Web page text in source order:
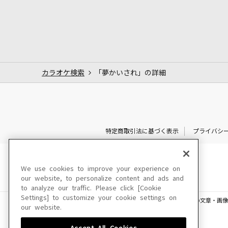
カラオケ検索 「夢かいされ」の詳細
特定商取引法に基づく表示 プライバシ
このサイトに掲載されている一切の文章・画
We use cookies to improve your experience on
our website, to personalize content and ads and
to analyze our traffic. Please click [Cookie
Settings] to customize your cookie settings on
our website.